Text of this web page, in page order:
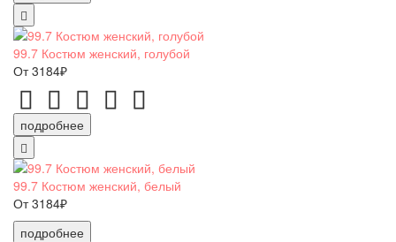
99.7 Костюм женский, голубой
От 3184₽
подробнее
99.7 Костюм женский, белый
От 3184₽
подробнее